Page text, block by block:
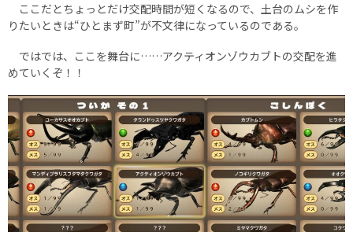
ここだとちょっとだけ交配時間が短くなるので、土台のムシを作
りたいときは“ひとまず町”が不文律になっているのである。
ではでは、ここを舞台に……アクティオンゾウカブトの交配を進
めていくぞ！！